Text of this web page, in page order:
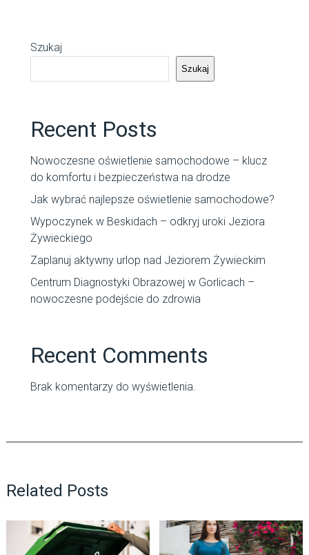
Szukaj
Szukaj
Recent Posts
Nowoczesne oświetlenie samochodowe – klucz
do komfortu i bezpieczeństwa na drodze
Jak wybrać najlepsze oświetlenie samochodowe?
Wypoczynek w Beskidach – odkryj uroki Jeziora
Żywieckiego
Zaplanuj aktywny urlop nad Jeziorem Żywieckim
Centrum Diagnostyki Obrazowej w Gorlicach –
nowoczesne podejście do zdrowia
Recent Comments
Brak komentarzy do wyświetlenia.
Related Posts